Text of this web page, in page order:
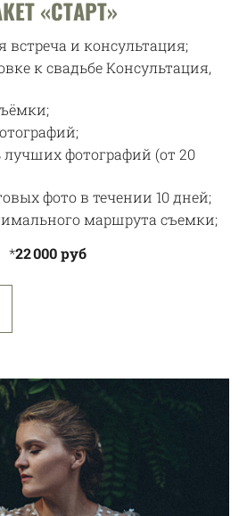
«СТАРТ»
встреча и консультация;
к свадьбе Консультация,
лучших фотографий (от 20
фото в течении 10 дней;
маршрута съемки;
*22 000 руб